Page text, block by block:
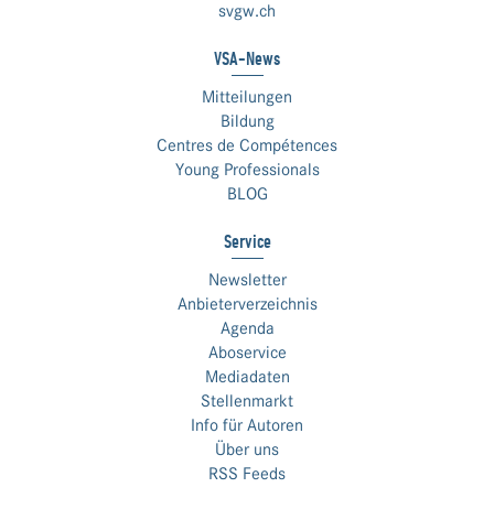
svgw.ch
VSA-News
Mitteilungen
Bildung
Centres de Compétences
Young Professionals
BLOG
Service
Newsletter
Anbieterverzeichnis
Agenda
Aboservice
Mediadaten
Stellenmarkt
Info für Autoren
Über uns
RSS Feeds